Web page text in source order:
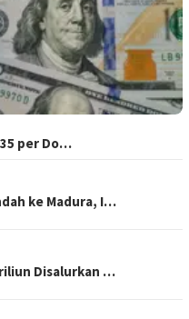
per Do…
ke Madura, I…
Disalurkan …